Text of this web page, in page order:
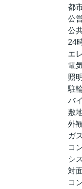
都
公
公
24
エ
電
照
駐
バ
敷
外
ガ
コ
シ
対
コ